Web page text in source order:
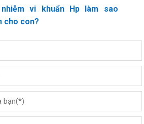
vi khuẩn Hp làm sao
cho con?